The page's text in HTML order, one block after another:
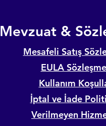
​Mevzuat &
Mesafeli Satış
EULA
Kullanım
İptal ve İade
Verilmeyen